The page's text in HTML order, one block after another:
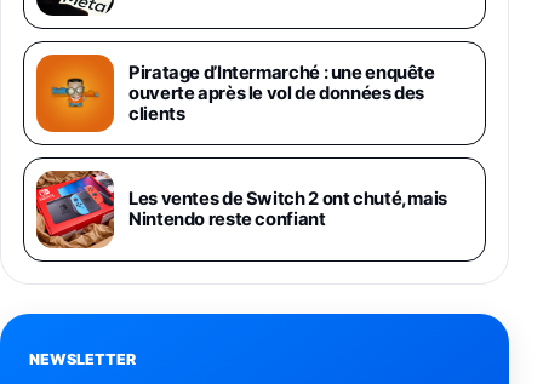
Philips SHK2000BL - Casque Enfant - Bleu &
Répartiteur Audio 5 Casques, Blanc
24,94€29,96€Fnac (Vendeur Tiers)
Asus RT-AC59U Routeur sans Fil Double
Bande Gigabit (Serveur et Client VPN, Triple
Vlan, Mode Point d'accès et Bridge, contrôle
Parental, Qos)
39,72€50,42€Amazon
Panasonic KX-TG6822 Téléphones Sans fil
Piratage d’Intermarché : une enquête
ouverte après le vol de données des
clients
Les ventes de Switch 2 ont chuté, mais
Nintendo reste confiant
NEWSLETTER